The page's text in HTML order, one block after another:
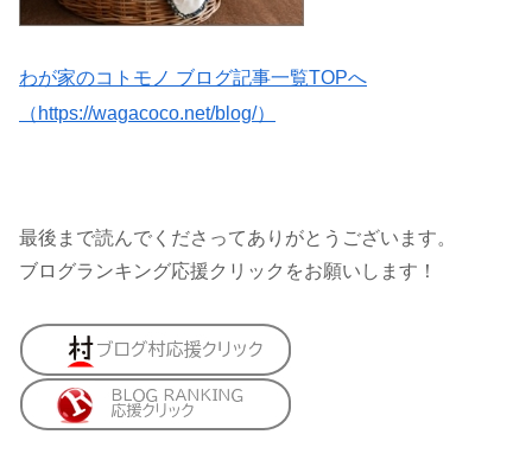
わが家のコトモノ ブログ記事一覧TOPへ
（https://wagacoco.net/blog/）
最後まで読んでくださってありがとうございます。
ブログランキング応援クリックをお願いします！